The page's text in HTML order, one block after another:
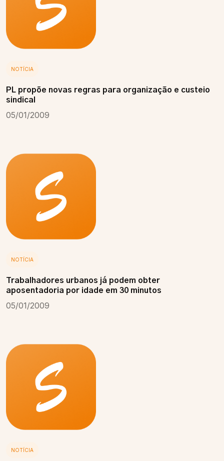
NOTÍCIA
PL propõe novas regras para organização e custeio
sindical
05/01/2009
NOTÍCIA
Trabalhadores urbanos já podem obter
aposentadoria por idade em 30 minutos
05/01/2009
NOTÍCIA